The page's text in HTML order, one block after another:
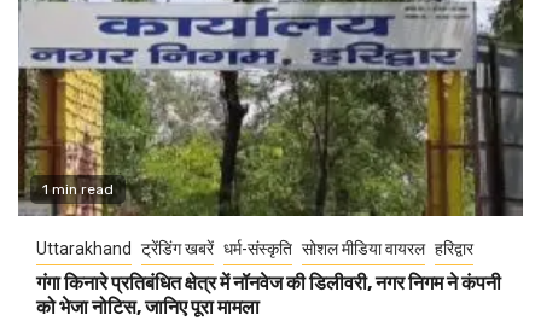
1 min read
Uttarakhand ट्रेंडिंग खबरें धर्म-संस्कृति सोशल मीडिया वायरल हरिद्वार
गंगा किनारे प्रतिबंधित क्षेत्र में नॉनवेज की डिलीवरी, नगर निगम ने कंपनी
को भेजा नोटिस, जानिए पूरा मामला